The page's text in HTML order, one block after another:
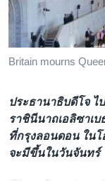
เรียนรู้ภาษาอังกฤษ
พอดคาสต์
เลือกภาษา
Britain mourns
ประธานาธิบดีโจ ไ
ราชินีนาถเอลิซาเ
ที่กรุงลอนดอน ใน
จะมีขึ้นในวันจันทร์